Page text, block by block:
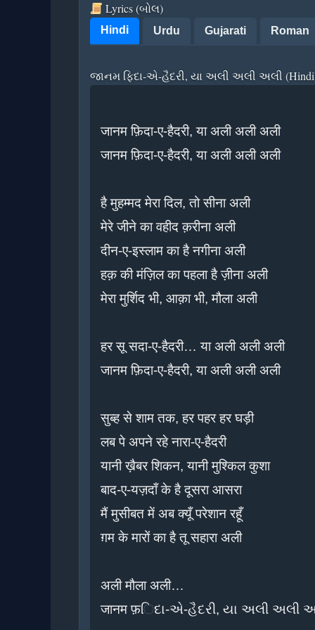
Lyrics (બોલ)
Hindi Urdu Gujarati Roman
જાનમ ફિદા-એ-હૈદરી, યા અલી અલી અલી
जानम फ़िदा-ए-हैदरी, या अली अली अली
जानम फ़िदा-ए-हैदरी, या अली अली अली
है मुहम्मद मेरा दिल, तो सीना अली
मेरे जीने का वहीद क़रीना अली
दीन-ए-इस्लाम का है नगीना अली
हक़ की मंज़िल का पहला है ज़ीना अली
मेरा मुर्शिद भी, आक़ा भी, मौला अली
हर सू सदा-ए-हैदरी… या अली अली अली
जानम फ़िदा-ए-हैदरी, या अली अली अली
सुब्ह से शाम तक, हर पहर हर घड़ी
लब पे अपने रहे नारा-ए-हैदरी
यानी ख़ैबर शिकन, यानी मुश्किल कुशा
बाद-ए-यज़दाँ के है दूसरा आसरा
मैं मुसीबत में अब क्यूँ परेशान रहूँ
ग़म के मारों का है तू सहारा अली
अली मौला अली…
जानम फ़િદા-એ-હૈદરી, યા અલી અલી